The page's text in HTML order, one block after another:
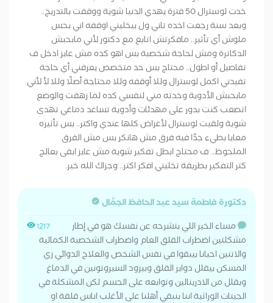
خدت لوسترال 50 فترة يهدي الدنيا شوية ووقفت بالتدريج..
وبعد سنة رجعت اخده تاني ول بيخليني اوقفه اني بحس
ملوش أي تأثير.. مافكرتش اتابع مع دكتور لأني مابحبش
الدكاترة ومش لحاجة شخصية بس اهو كده مش عايز ادخل ف
تفاصيل أو اطول.. محتاج بس حد متخصص يعرفني أي حاجة
تفيدني اكمل لوسترال وللا أوقفه وللا محتاجة أصلًا وللا لأ لأني
مابحبش الأدوية وخدته مني لنفسي كده لما زهقت والوضع
اتصعب كنت بدور على مهدئات وأدوية تساعد دماغي تهدى
شوية ولقيت لوسترال لأعراض كلها عندي واكتر.. بس تأثيره
معايا بطيء جدًا فيه فرق مش هانكر بس مش الفرق
الملحوظ.. ف محتاج ابطل تفكير شوية مش عايز ابقى بعالج
كتر التفكير بطريقة تخليني افكر اكتر.. وجزاك الله خير.
دكتورة فاطمة سيد عبد الحافظ الجمَّال
1217
مساء الخير اللي بتشرحه عن نفسك هو في إطار
مشكلتين اضطراب القلق العام واضطراب الشخصية الكمالية
والاتنين احيانا بيبقوا في نفس الشخص والعلاج الدوائي زي
المسكن بيقلل دواير القلق وبيزود السيروتونين في الدماغ
ويقلل من الادرينالين وتوابعه على الجسم لكن المشكلة في
الجينات الوراثية اننا بنبقي أهلنا على الأغلب اناس قلقة او